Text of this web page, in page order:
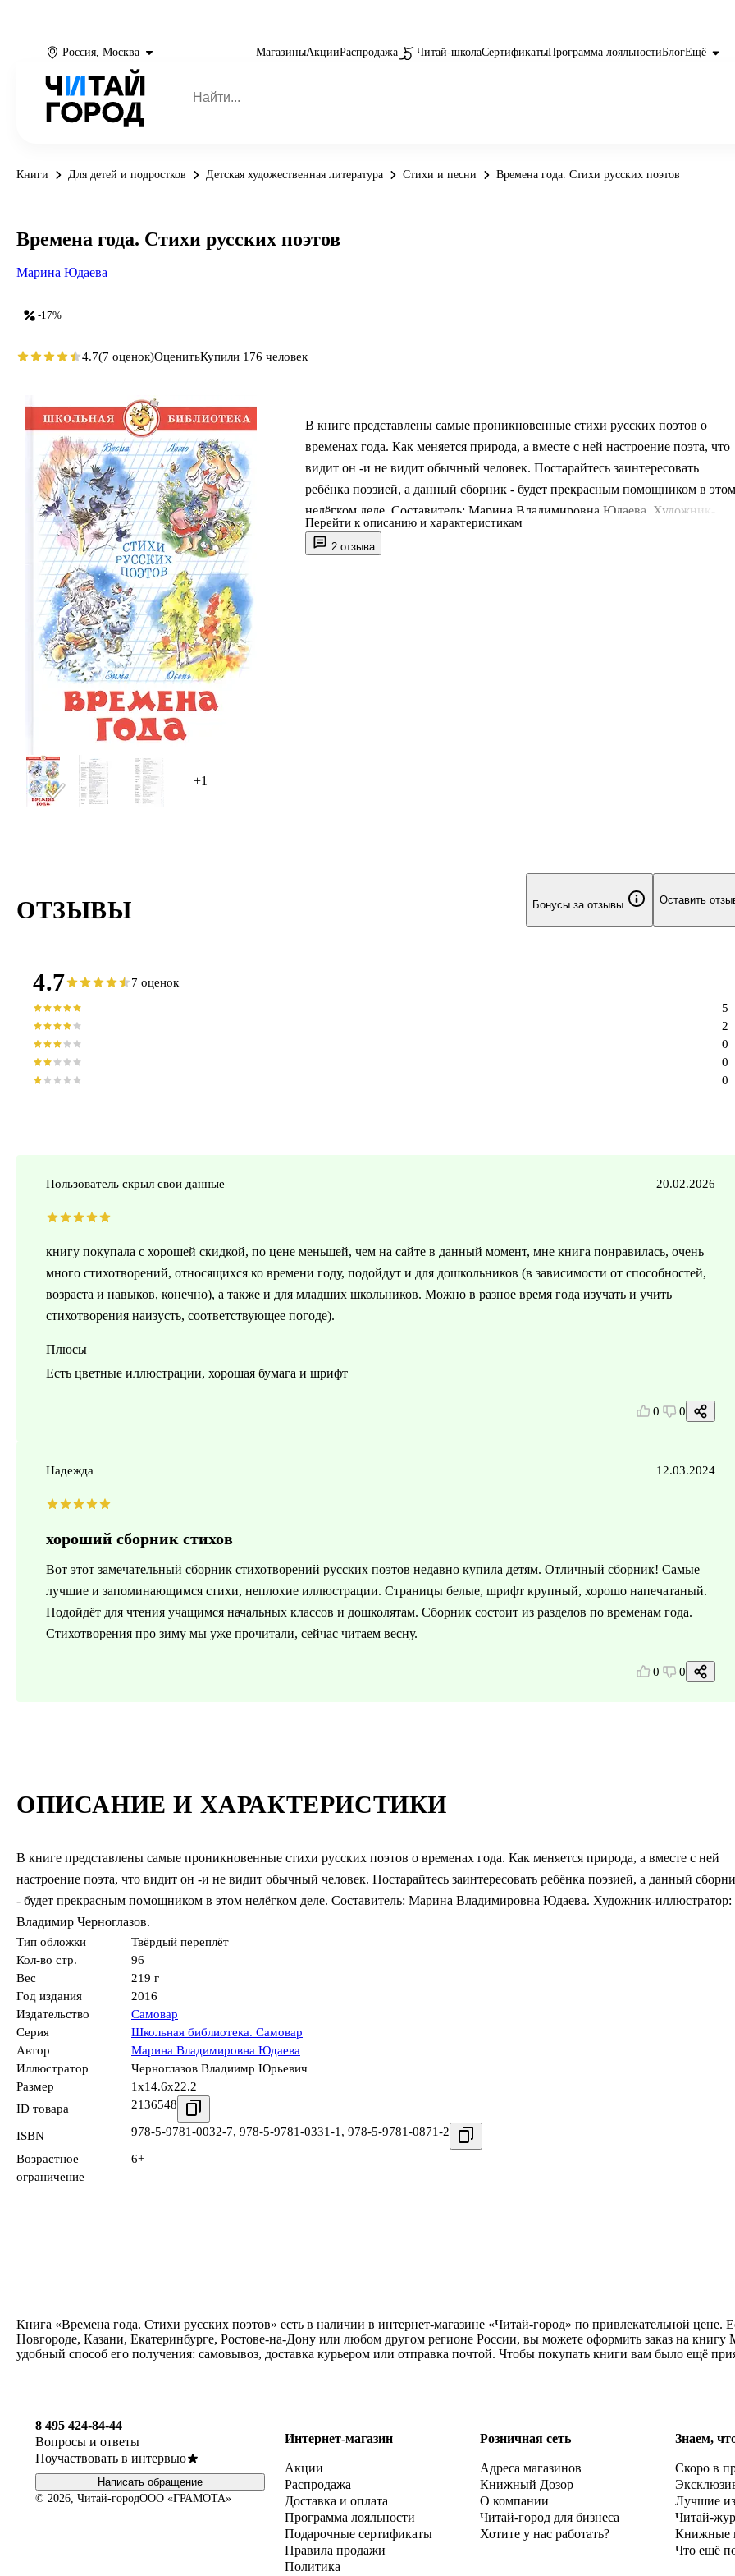
Россия, Москва МагазиныАкцииРаспродажа Читай-школаСертификатыПрограмма лояльностиБлогЕщё
Книги Для детей и подростков Детская художественная литература Стихи и песни Времена года. Стихи русских поэтов
+1
2 отзыва
В книге представлены самые проникновенные стихи русских поэтов о
временах года. Как меняется природа, а вместе с ней настроение поэта, что
видит он -и не видит обычный человек. Постарайтесь заинтересовать
ребёнка поэзией, а данный сборник - будет прекрасным помощником в этом
нелёгком деле. Составитель: Марина Владимировна Юдаева. Художник-
иллюстратор: Владимир Черноглазов.
Перейти к описанию и характеристикам
-17%
Времена года. Стихи русских поэтов
Марина Юдаева
4.7(7 оценок)ОценитьКупили 176 человек
ОПИСАНИЕ И ХАРАКТЕРИСТИКИ
В книге представлены самые проникновенные стихи русских поэтов о временах года. Как меняется природа, а вместе с ней
настроение поэта, что видит он -и не видит обычный человек. Постарайтесь заинтересовать ребёнка поэзией, а данный
- будет прекрасным помощником в этом нелёгком деле. Составитель: Марина Владимировна Юдаева. Художник-иллюстратор:
Владимир Черноглазов.
Тип обложки
Твёрдый переплёт
Кол-во стр.
96
Вес
219 г
Год издания
2016
Издательство
Самовар
Серия
Школьная библиотека. Самовар
Автор
Марина Владимировна Юдаева
Иллюстратор
Черноглазов Владиимр Юрьевич
Размер
1x14.6x22.2
ID товара
2136548
ISBN 978-5-9781-0032-7, 978-5-9781-0331-1 , 978-5-9781-0871-2
Возрастное
ограничение
6+
ОТЗЫВЫ Бонусы за отзывы Оставить
4.7 7 оценок
0
0
0
2
5
Пользователь скрыл свои данные 20.02.2026
книгу покупала с хорошей скидкой, по цене меньшей, чем на сайте в данный момент, мне книга понравилась, очень
много стихотворений, относящихся ко времени году, подойдут и для дошкольников (в зависимости от способностей,
возраста и навыков, конечно), а также и для младших школьников. Можно в разное время года изучать и учить
стихотворения наизусть, соответствующее погоде).
Плюсы
Есть цветные иллюстрации, хорошая бумага и шрифт
0 0
Надежда 12.03.2024
хороший сборник стихов
Вот этот замечательный сборник стихотворений русских поэтов недавно купила детям. Отличный сборник! Самые
лучшие и запоминающимся стихи, неплохие иллюстрации. Страницы белые, шрифт крупный, хорошо напечатаный.
Подойдёт для чтения учащимся начальных классов и дошколятам. Сборник состоит из разделов по временам года.
Стихотворения про зиму мы уже прочитали, сейчас читаем весну.
0 0
Книга «Времена года. Стихи русских поэтов» есть в наличии в интернет-магазине «Читай-город» по привлекательной
Новгороде, Казани, Екатеринбурге, Ростове-на-Дону или любом другом регионе России, вы можете оформить заказ на
удобный способ его получения: самовывоз, доставка курьером или отправка почтой. Чтобы покупать книги вам было ещё
8 495 424-84-44
Вопросы и ответы
Поучаствовать в интервью
Написать обращение
© 2026, Читай-городООО «ГРАМОТА»
Интернет-магазин
Акции
Распродажа
Доставка и оплата
Программа лояльности
Подарочные сертификаты
Правила продажи
Политика
Розничная сеть
Адреса магазинов
Книжный Дозор
О компании
Читай-город для бизнеса
Хотите у нас работать?
Знаем,
Скоро в
Лучшие
Читай-
Книжные
Что ещё